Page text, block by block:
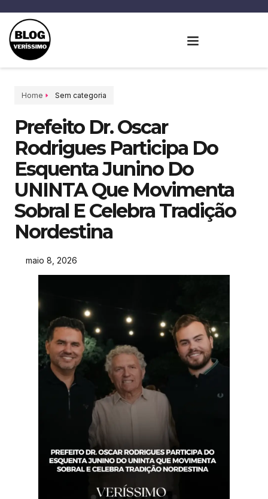
Home Sem categoria
Prefeito Dr. Oscar
Rodrigues Participa Do
Esquenta Junino Do
UNINTA Que Movimenta
Sobral E Celebra Tradição
Nordestina
maio 8, 2026